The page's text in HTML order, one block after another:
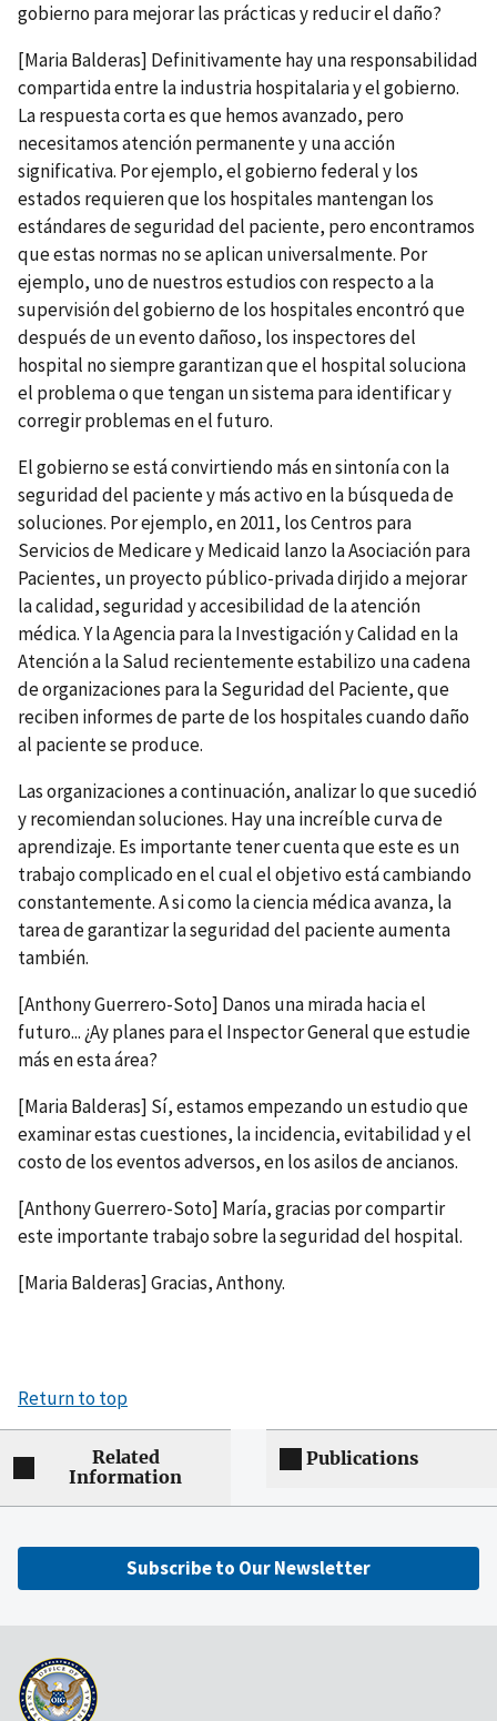
gobierno para mejorar las prácticas y reducir el daño?
[Maria Balderas] Definitivamente hay una responsabilidad
compartida entre la industria hospitalaria y el gobierno.
La respuesta corta es que hemos avanzado, pero
necesitamos atención permanente y una acción
significativa. Por ejemplo, el gobierno federal y los
estados requieren que los hospitales mantengan los
estándares de seguridad del paciente, pero encontramos
que estas normas no se aplican universalmente. Por
ejemplo, uno de nuestros estudios con respecto a la
supervisión del gobierno de los hospitales encontró que
después de un evento dañoso, los inspectores del
hospital no siempre garantizan que el hospital soluciona
el problema o que tengan un sistema para identificar y
corregir problemas en el futuro.
El gobierno se está convirtiendo más en sintonía con la
seguridad del paciente y más activo en la búsqueda de
soluciones. Por ejemplo, en 2011, los Centros para
Servicios de Medicare y Medicaid lanzo la Asociación para
Pacientes, un proyecto público-privada dirjido a mejorar
la calidad, seguridad y accesibilidad de la atención
médica. Y la Agencia para la Investigación y Calidad en la
Atención a la Salud recientemente estabilizo una cadena
de organizaciones para la Seguridad del Paciente, que
reciben informes de parte de los hospitales cuando daño
al paciente se produce.
Las organizaciones a continuación, analizar lo que sucedió
y recomiendan soluciones. Hay una increíble curva de
aprendizaje. Es importante tener cuenta que este es un
trabajo complicado en el cual el objetivo está cambiando
constantemente. A si como la ciencia médica avanza, la
tarea de garantizar la seguridad del paciente aumenta
también.
[Anthony Guerrero-Soto] Danos una mirada hacia el
futuro... ¿Ay planes para el Inspector General que estudie
más en esta área?
[Maria Balderas] Sí, estamos empezando un estudio que
examinar estas cuestiones, la incidencia, evitabilidad y el
costo de los eventos adversos, en los asilos de ancianos.
[Anthony Guerrero-Soto] María, gracias por compartir
este importante trabajo sobre la seguridad del hospital.
[Maria Balderas] Gracias, Anthony.
Return to top
Related
Information
Publications
Subscribe to Our Newsletter